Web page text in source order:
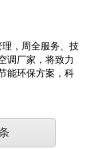
，周全服务、技
调厂家，将致力
能环保方案，科